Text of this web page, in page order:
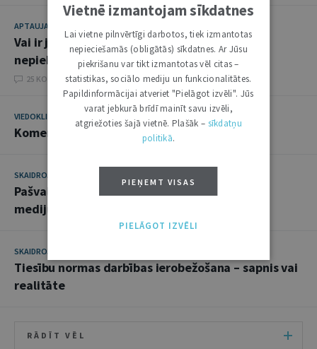
APTAUJA
Vai ir jāievēro tiesību normas, kurām persona
nepiekrīt
25 KOMENTĀRI
VIEDOKLIS 29. JANVĀRIS 2019
Komentārs par Lauksaimnieku pensijas lietu
SKAIDROJUMI. VIEDOKĻI
Pašvaldību izdevumi starp labu pārvaldību un
mediju darbu
SKAIDROJUMI. VIEDOKĻI
Tiesību normas darbības ierobežošana – sapnis vai
realitāte
RĀDĪT VĒL
Vietnē izmantojam sīkdatnes
Lai vietne pilnvērtīgi darbotos, tiek izmantotas
nepieciešamās (obligātās) sīkdatnes. Ar Jūsu
piekrišanu var tikt izmantotas vēl citas –
statistikas, sociālo mediju un funkcionalitātes.
Papildinformācijai atveriet "Pielāgot izvēli". Jūs
varat jebkurā brīdī mainīt savu izvēli,
atgriežoties šajā vietnē. Plašāk – sīkdatņu
politikā.
PIEŅEMT VISAS
PIELĀGOT IZVĒLI